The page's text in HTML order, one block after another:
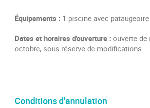
Équipements : 1 piscine avec pataugeoire
Dates et horaires d'ouverture : ouverte de
octobre, sous réserve de modifications
Conditions d'annulation